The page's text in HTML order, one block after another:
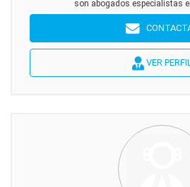
son abogados especialistas
VER